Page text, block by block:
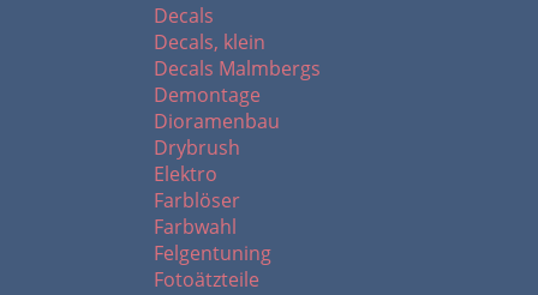
Decals
Decals, klein
Decals Malmbergs
Demontage
Dioramenbau
Drybrush
Elektro
Farblöser
Farbwahl
Felgentuning
Fotoätzteile